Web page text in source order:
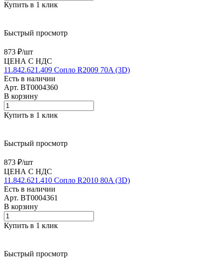
Купить в 1 клик
Быстрый просмотр
873 ₽/шт
ЦЕНА С НДС
11.842.621.409 Сопло R2009 70A (3D)
Есть в наличии
Арт. BT0004360
В корзину
Купить в 1 клик
Быстрый просмотр
873 ₽/шт
ЦЕНА С НДС
11.842.621.410 Сопло R2010 80A (3D)
Есть в наличии
Арт. BT0004361
В корзину
Купить в 1 клик
Быстрый просмотр